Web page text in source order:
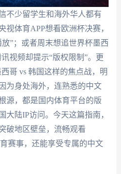
不少留学生和海外华人都有
视体育APP想看欧洲杯决赛，
”；或者周末想追世界杯墨西
视频却提示“版权限制”。更
哥 vs 韩国这样的焦点战，明
为身处海外，连熟悉的中文
源，都是国内体育平台的版
陆IP访问。今天这篇指南，
破地区壁垒，流畅观看
赛事，还能享受专属的中文